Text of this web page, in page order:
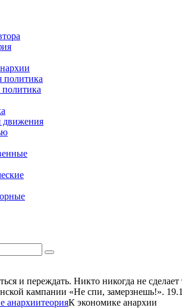
политика
политика
движения
и переждать. Никто никогда не
кампании «Не спи, замерзнешь!».
анархиитеорияК экономике анархии